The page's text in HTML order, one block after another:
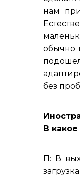
нам
обычно
без
В
П: В